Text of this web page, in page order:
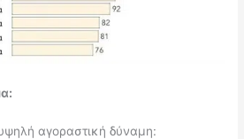
αγοραστική δύναμη: